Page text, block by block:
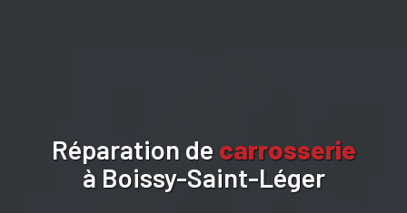
Réparation de carrosserie
à Boissy-Saint-Léger